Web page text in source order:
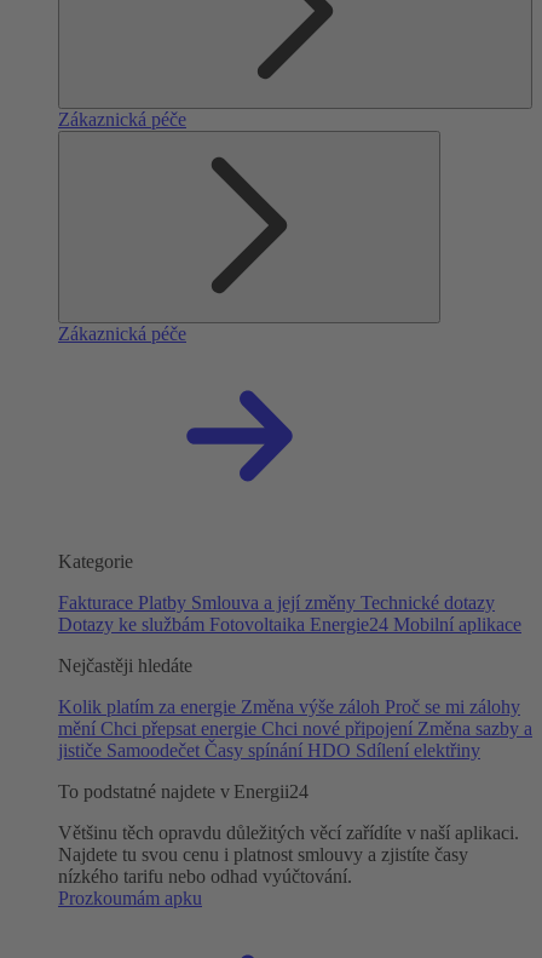
Zákaznická péče
Zákaznická péče
Kategorie
Fakturace Platby Smlouva a její změny Technické dotazy
Dotazy ke službám Fotovoltaika Energie24 Mobilní aplikace
Nejčastěji hledáte
Kolik platím za energie Změna výše záloh Proč se mi zálohy
mění Chci přepsat energie Chci nové připojení Změna sazby a
jističe Samoodečet Časy spínání HDO Sdílení elektřiny
To podstatné najdete v Energii24
Většinu těch opravdu důležitých věcí zařídíte v naší aplikaci.
Najdete tu svou cenu i platnost smlouvy a zjistíte časy
nízkého tarifu nebo odhad vyúčtování.
Prozkoumám apku